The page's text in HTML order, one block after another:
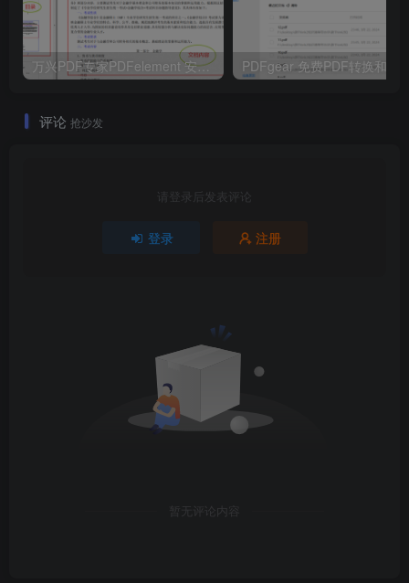
万兴PDF专家PDFelement 安装版/绿化版
评论 抢沙发
请登录后发表评论
登录 注册
暂无评论内容